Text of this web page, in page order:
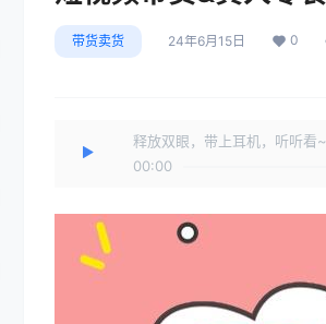
带货卖货 24年6月15日 0
释放双眼，带上耳机，听听看~
00:00